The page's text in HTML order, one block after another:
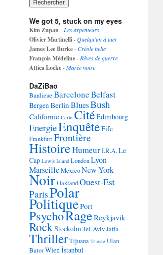
We got 5, stuck on my eyes
Kim Zupan- Les arpenteurs
Olivier Martinelli-Quelqu'un à tuer
James Lee Burke-Créole belle
François Médeline- Rêves de guerre
Attica Locke-Marée noire
DaZiBao
Banlieue BarceloneBelfast
BergenBerlinBluesBush
Californie Carte CitéEdimbourg
EnergieEnquêteFife
FrankfurtFrontière
HistoireHumeurI.R.A.Le
Cap Lewis Island LondonLyon
MarseilleMexicoNew-York
NoirOaklandOuest-Est
ParisPolar
PolitiquePort
PsychoRageReykjavik
RockStockolmTel-Aviv Jaffa
ThrillerTijuana Trieste Ulan
BatorWienİstanbul